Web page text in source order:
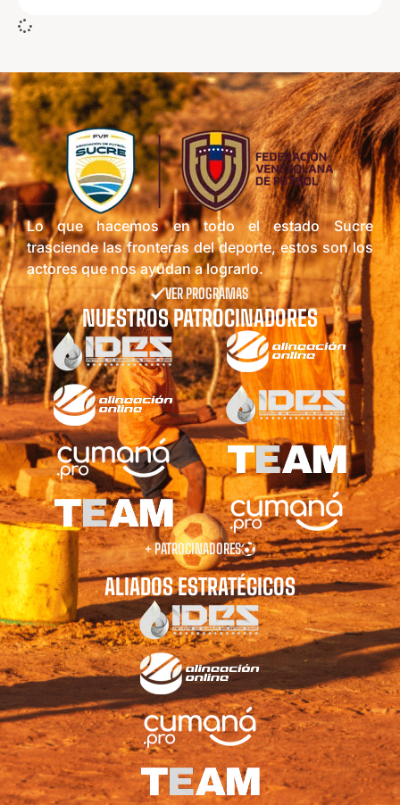
Lo que hacemos en todo el estado Sucre
trasciende las fronteras del deporte, estos son los
actores que nos ayudan a lograrlo.
VER PROGRAMAS
NUESTROS PATROCINADORES
+ PATROCINADORES
ALIADOS ESTRATÉGICOS